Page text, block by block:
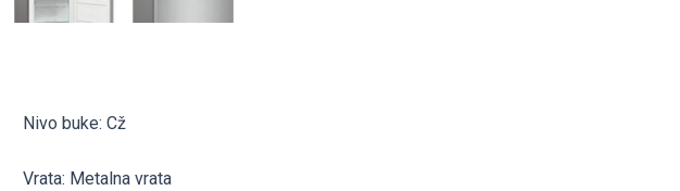
Nivo buke: Cž
Vrata: Metalna vrata